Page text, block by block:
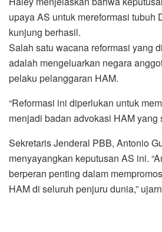
upaya AS untuk mereformasi tubuh
kunjung berhasil.
Salah satu wacana reformasi yang
adalah mengeluarkan negara
pelaku pelanggaran HAM.
“Reformasi ini diperlukan untuk
menjadi badan advokasi HAM yang
Sekretaris Jenderal PBB, Antonio
menyayangkan keputusan AS ini.
berperan penting dalam
HAM di seluruh penjuru dunia,”